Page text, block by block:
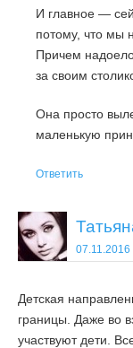
И главное —
потому, что мы
Причем
за своим
Она просто
маленькую
Ответить
07.11.2016
Детская
границы. Даже во
участвуют дети.